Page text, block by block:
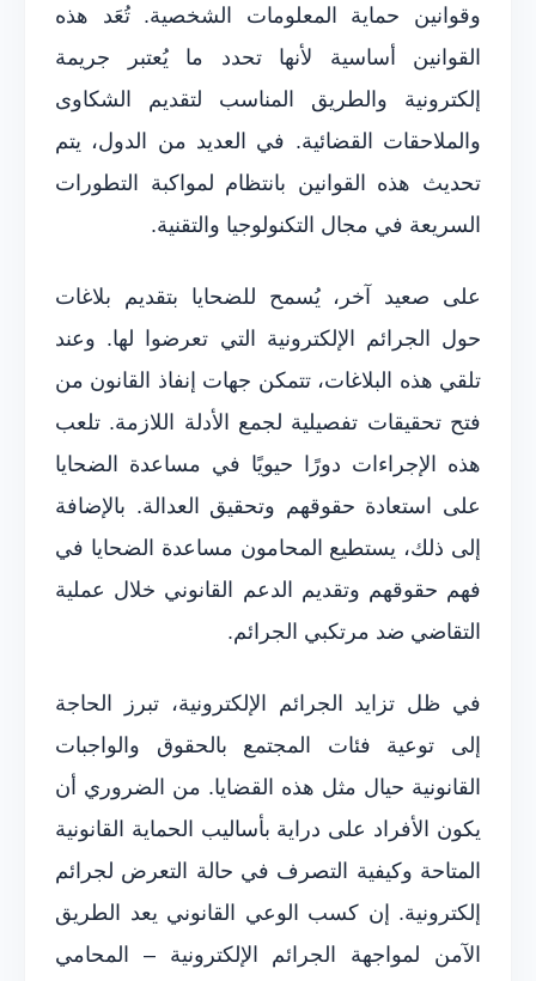
وقوانين حماية المعلومات الشخصية. تُعَد هذه
القوانين أساسية لأنها تحدد ما يُعتبر جريمة
إلكترونية والطريق المناسب لتقديم الشكاوى
والملاحقات القضائية. في العديد من الدول، يتم
تحديث هذه القوانين بانتظام لمواكبة التطورات
السريعة في مجال التكنولوجيا والتقنية.
على صعيد آخر، يُسمح للضحايا بتقديم بلاغات
حول الجرائم الإلكترونية التي تعرضوا لها. وعند
تلقي هذه البلاغات، تتمكن جهات إنفاذ القانون من
فتح تحقيقات تفصيلية لجمع الأدلة اللازمة. تلعب
هذه الإجراءات دورًا حيويًا في مساعدة الضحايا
على استعادة حقوقهم وتحقيق العدالة. بالإضافة
إلى ذلك، يستطيع المحامون مساعدة الضحايا في
فهم حقوقهم وتقديم الدعم القانوني خلال عملية
التقاضي ضد مرتكبي الجرائم.
في ظل تزايد الجرائم الإلكترونية، تبرز الحاجة
إلى توعية فئات المجتمع بالحقوق والواجبات
القانونية حيال مثل هذه القضايا. من الضروري أن
يكون الأفراد على دراية بأساليب الحماية القانونية
المتاحة وكيفية التصرف في حالة التعرض لجرائم
إلكترونية. إن كسب الوعي القانوني يعد الطريق
الآمن لمواجهة الجرائم الإلكترونية – المحامي